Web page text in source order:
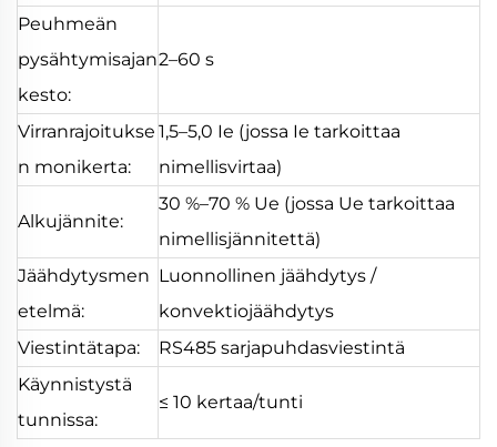
Peuhmeän
pysähtymisajan
kesto:
2–60 s
Virranrajoitukse
n monikerta:
1,5–5,0 Ie (jossa Ie tarkoittaa
nimellisvirtaa)
Alkujännite:
30 %–70 % Ue (jossa Ue tarkoittaa
nimellisjännitettä)
Jäähdytysmen
etelmä:
Luonnollinen jäähdytys /
konvektiojäähdytys
Viestintätapa:
RS485 sarjapuhdasviestintä
Käynnistystä
tunnissa:
≤ 10 kertaa/tunti